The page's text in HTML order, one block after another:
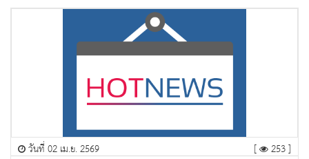
วันที่ 02 เม.ย. 2569 [ 253 ]